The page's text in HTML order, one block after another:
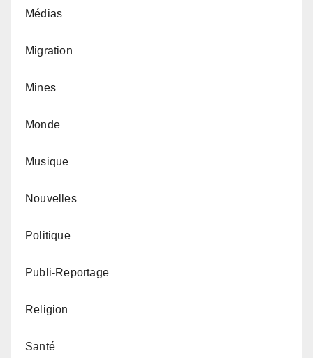
Médias
Migration
Mines
Monde
Musique
Nouvelles
Politique
Publi-Reportage
Religion
Santé